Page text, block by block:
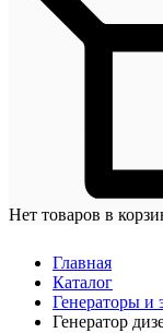
Нет товаров в
Главная
Каталог
Генераторы и
Генератор